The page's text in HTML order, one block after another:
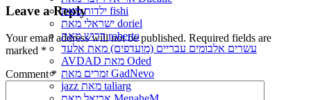
ילדות מאת fishi
ישראלי מאת doriel
דרוש מאת roberto
עשרים אלבומים עבריים (מועדפים) מאת אלעד
AVDAD מאת Oded
זמרים מאת GadNevo
jazz מאת taliarg
Leave a Reply
Your email address will not be published. Required fields are
marked *
Comment*